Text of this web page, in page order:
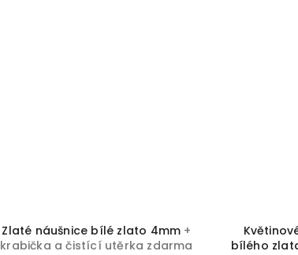
Zlaté náušnice bílé zlato 4mm +
krabička a čistící utěrka zdarma
bílého